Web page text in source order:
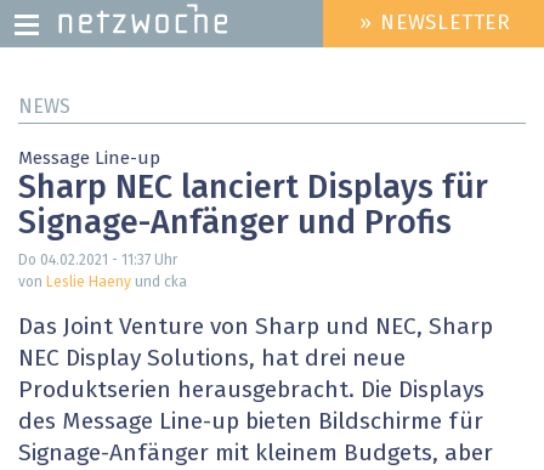
zum
HEADER
MENU
» NEWSLETTER
NEWS
Message Line-up
Sharp NEC lanciert Displays für
Signage-Anfänger und Profis
Do 04.02.2021 - 11:37 Uhr
von Leslie Haeny und cka
Das Joint Venture von Sharp und NEC, Sharp
NEC Display Solutions, hat drei neue
Produktserien herausgebracht. Die Displays
des Message Line-up bieten Bildschirme für
Signage-Anfänger mit kleinem Budgets, aber